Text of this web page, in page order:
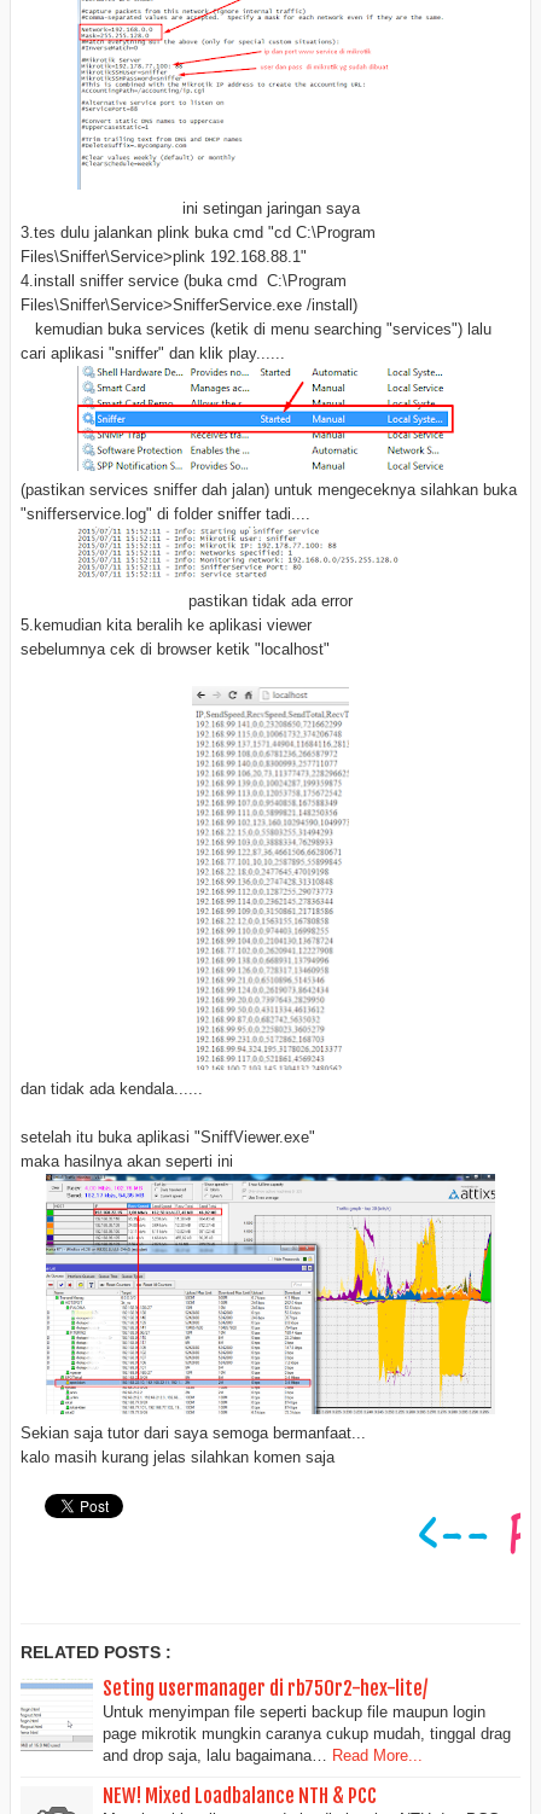
ini setingan jaringan saya
3.tes dulu jalankan plink buka cmd "cd C:\Program
Files\Sniffer\Service>plink 192.168.88.1"
4.install sniffer service (buka cmd C:\Program
Files\Sniffer\Service>SnifferService.exe /install)
kemudian buka services (ketik di menu searching "services") lalu
cari aplikasi "sniffer" dan klik play......
(pastikan services sniffer dah jalan) untuk mengeceknya silahkan buka
"snifferservice.log" di folder sniffer tadi....
pastikan tidak ada error
5.kemudian kita beralih ke aplikasi viewer
sebelumnya cek di browser ketik "localhost"
dan tidak ada kendala......
setelah itu buka aplikasi "SniffViewer.exe"
maka hasilnya akan seperti ini
Sekian saja tutor dari saya semoga bermanfaat...
kalo masih kurang jelas silahkan komen saja
RELATED POSTS :
Seting usermanager di rb750r2-hex-lite/
Untuk menyimpan file seperti backup file maupun login
page mikrotik mungkin caranya cukup mudah, tinggal drag
and drop saja, lalu bagaimana…
Read More...
NEW! Mixed Loadbalance NTH & PCC